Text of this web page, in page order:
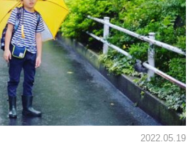
2022.05.19